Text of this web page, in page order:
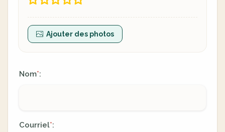
Ajouter des photos
Nom*:
Courriel*: